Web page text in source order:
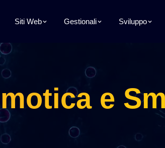
Siti Web Gestionali Sviluppo
e